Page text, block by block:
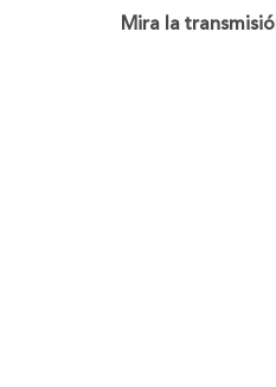
Mira la